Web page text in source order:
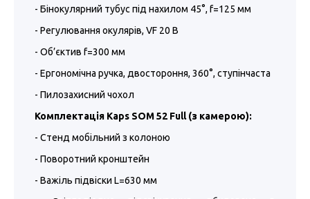
- Бінокулярний тубус під нахилом 45°, f=125 мм
- Регулювання окулярів, VF 20 В
- Об’єктив f=300 мм
- Ергономічна ручка, двостороння, 360°, ступінчаста
- Пилозахисний чохол
Комплектація Kaps SOM 52 Full (з камерою):
- Стенд мобільний з колоною
- Поворотний кронштейн
- Важіль підвіски L=630 мм